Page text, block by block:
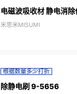
电磁波吸收材 静电消
米思米MISUMI
根据数量多少打折
除静电刷 9-5656